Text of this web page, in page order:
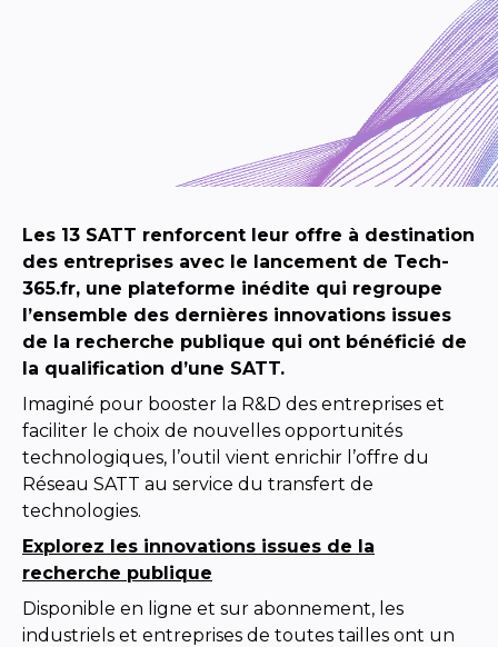
Les 13 SATT renforcent leur offre à destination
des entreprises avec le lancement de Tech-
365.fr, une plateforme inédite qui regroupe
l’ensemble des dernières innovations issues
de la recherche publique qui ont bénéficié de
la qualification d’une SATT.
Imaginé pour booster la R&D des entreprises et
faciliter le choix de nouvelles opportunités
technologiques, l’outil vient enrichir l’offre du
Réseau SATT au service du transfert de
technologies.
Explorez les innovations issues de la
recherche publique
Disponible en ligne et sur abonnement, les
industriels et entreprises de toutes tailles ont un